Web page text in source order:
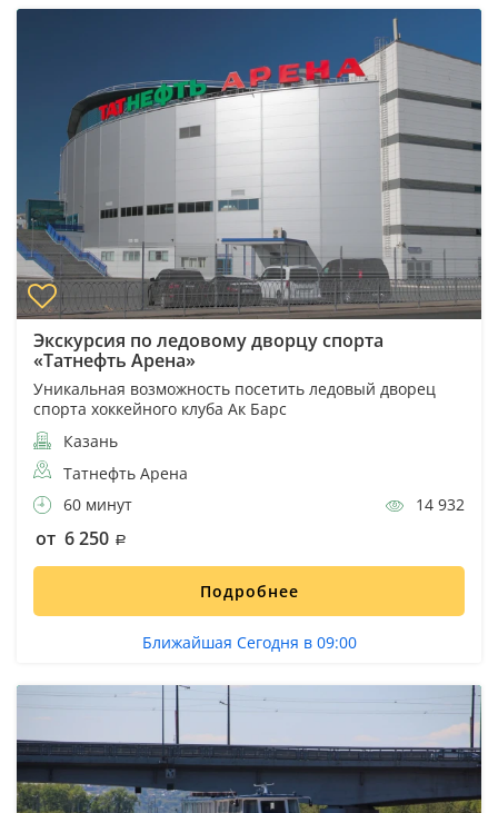
Экскурсия по ледовому дворцу спорта
«Татнефть Арена»
Уникальная возможность посетить ледовый дворец
спорта хоккейного клуба Ак Барс
Казань
Татнефть Арена
60 минут
14 932
от 6 250
Подробнее
Ближайшая Сегодня в 09:00